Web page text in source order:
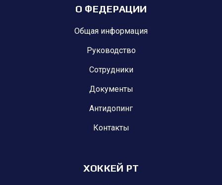
О ФЕДЕРАЦИИ
Общая информация
Руководство
Сотрудники
Документы
Антидопинг
Контакты
ХОККЕЙ РТ